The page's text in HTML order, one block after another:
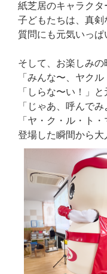
紙芝居のキャラク
子どもたちは、真
質問にも元気いっ
そして、お楽しみの
「みんな〜、ヤク
「しらな〜い！」と
「じゃあ、呼んで
「ヤ・ク・ル・ト
登場した瞬間から大